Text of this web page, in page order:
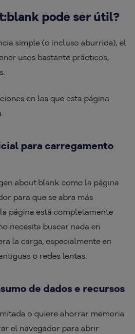
pode ser útil?
simple (o incluso aburrida), el
usos bastante prácticos,
en las que esta página
para carregamento
about:blank como la página
para que se abra más
página está completamente
necesita buscar nada en
la carga, especialmente en
o redes lentas.
de dados e recursos
o quiere ahorrar memoria
el navegador para abrir